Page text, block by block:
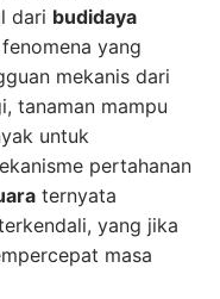
dari budidaya
yang
mekanis dari
tanaman mampu
untuk
pertahanan
ternyata
yang jika
masa